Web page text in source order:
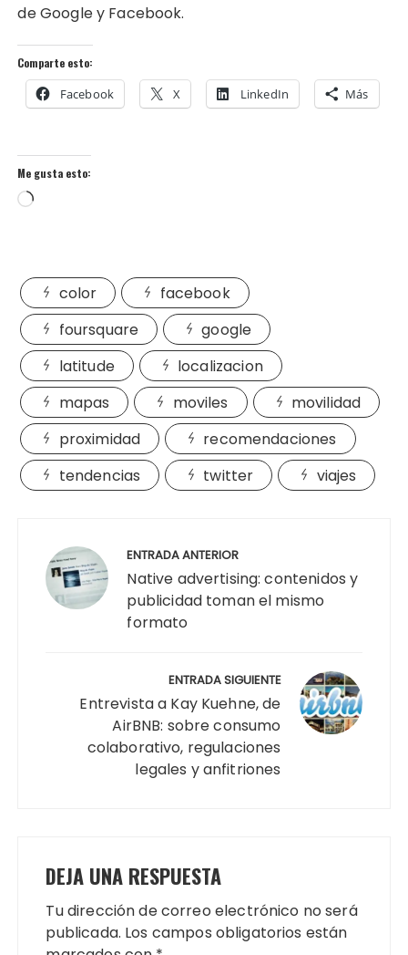
de Google y Facebook.
Comparte esto:
Facebook X LinkedIn Más
Me gusta esto:
Cargando...
color
facebook
foursquare
google
latitude
localizacion
mapas
moviles
movilidad
proximidad
recomendaciones
tendencias
twitter viajes
entradas
ENTRADA ANTERIOR
Native advertising: contenidos y
publicidad toman el mismo
formato
ENTRADA SIGUIENTE
Entrevista a Kay Kuehne, de
AirBNB: sobre consumo
colaborativo, regulaciones
legales y anfitriones
DEJA UNA RESPUESTA
Tu dirección de correo electrónico no será
publicada. Los campos obligatorios están